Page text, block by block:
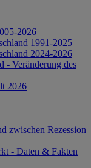
2026
1991-2025
2024-2026
- Veränderung des
2026
zwischen Rezession
- Daten & Fakten